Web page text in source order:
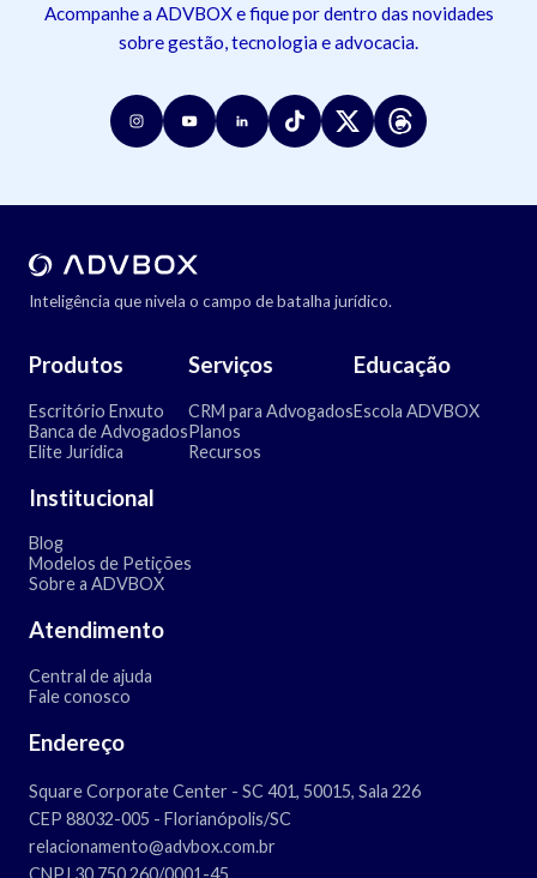
Acompanhe a ADVBOX e fique por dentro das novidades
sobre gestão, tecnologia e advocacia.
Inteligência que nivela o campo de batalha jurídico.
Produtos
Escritório Enxuto
Banca de Advogados
Elite Jurídica
Serviços
CRM para Advogados
Planos
Recursos
Educação
Escola ADVBOX
Institucional
Blog
Modelos de Petições
Sobre a ADVBOX
Atendimento
Central de ajuda
Fale conosco
Endereço
Square Corporate Center - SC 401, 50015, Sala 226
CEP 88032-005 - Florianópolis/SC
relacionamento@advbox.com.br